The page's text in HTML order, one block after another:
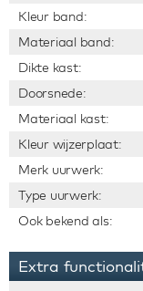
Kleur band:
Materiaal band:
Dikte kast:
Doorsnede:
Materiaal kast:
Kleur wijzerplaat:
Merk uurwerk:
Type uurwerk:
Ook bekend als:
Extra